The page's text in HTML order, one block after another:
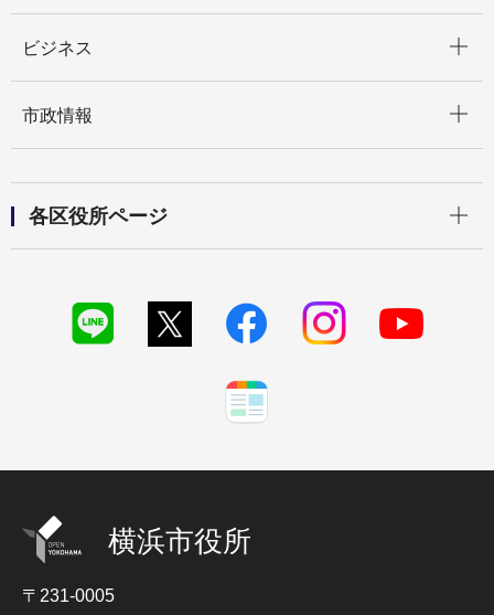
ビジネス
市政情報
各区役所ページ
横浜市役所
〒231-0005